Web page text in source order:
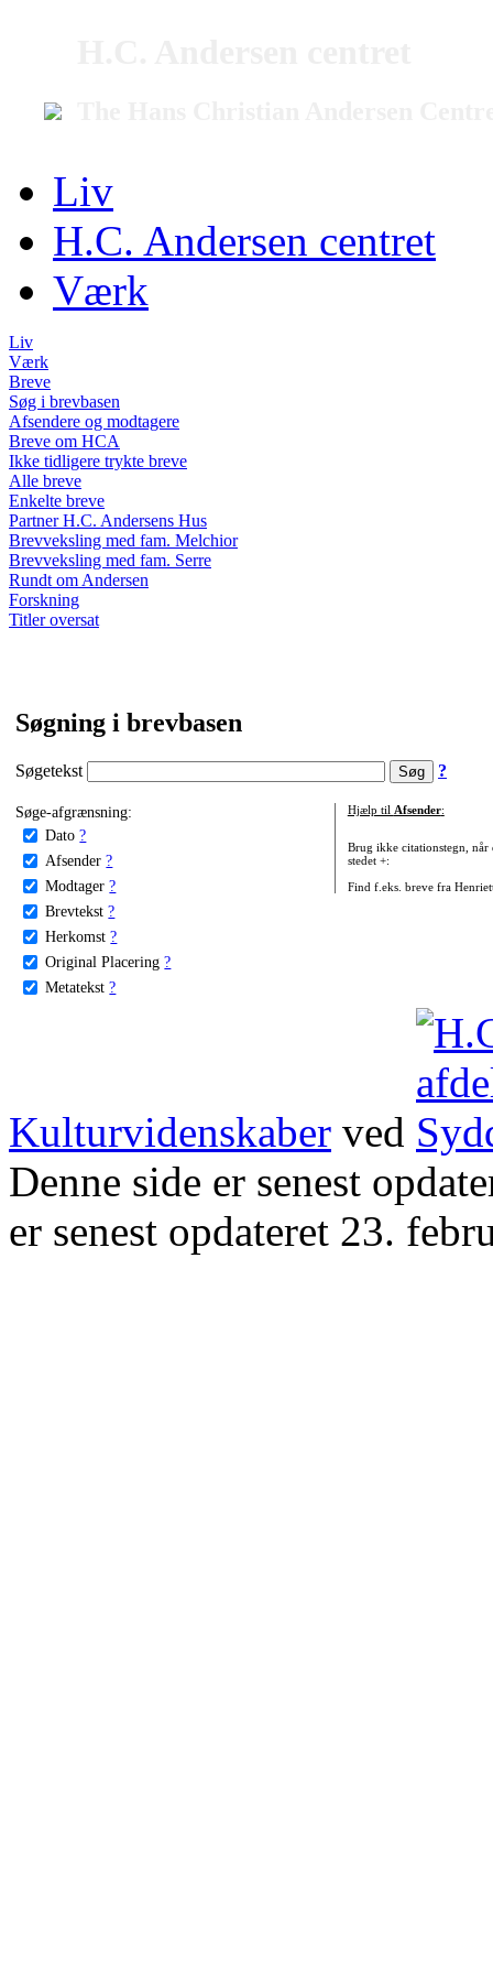
Liv
H.C. Andersen centret
Værk
Liv
Værk
Breve
Søg i brevbasen
Afsendere og modtagere
Breve om HCA
Ikke tidligere trykte breve
Alle breve
Enkelte breve
Partner H.C. Andersens Hus
Brevveksling med fam. Melchior
Brevveksling med fam. Serre
Rundt om Andersen
Forskning
Titler oversat
Søgning i brevbasen
Søgetekst ?
Søge-afgrænsning:
Dato ?
Afsender ?
Modtager ?
Brevtekst ?
Herkomst ?
Original Placering ?
Metatekst ?
Hjælp til Afsender:
Brug ikke citationstegn, når
stedet +:
Find f.eks. breve fra
Kulturvidenskaber ved
Denne side er senest
er senest opdateret 23.